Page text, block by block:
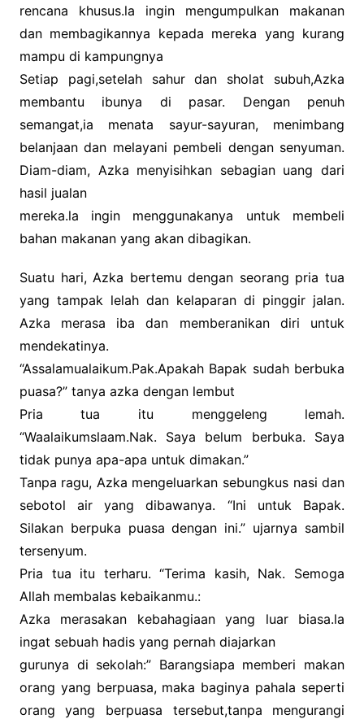
rencana khusus.la ingin mengumpulkan makanan
dan membagikannya kepada mereka yang kurang
mampu di kampungnya
Setiap pagi,setelah sahur dan sholat subuh,Azka
membantu ibunya di pasar. Dengan penuh
semangat,ia menata sayur-sayuran, menimbang
belanjaan dan melayani pembeli dengan senyuman.
Diam-diam, Azka menyisihkan sebagian uang dari
hasil jualan
mereka.la ingin menggunakanya untuk membeli
bahan makanan yang akan dibagikan.
Suatu hari, Azka bertemu dengan seorang pria tua
yang tampak lelah dan kelaparan di pinggir jalan.
Azka merasa iba dan memberanikan diri untuk
mendekatinya.
“Assalamualaikum.Pak.Apakah Bapak sudah berbuka
puasa?” tanya azka dengan lembut
Pria tua itu menggeleng lemah.
“Waalaikumslaam.Nak. Saya belum berbuka. Saya
tidak punya apa-apa untuk dimakan.”
Tanpa ragu, Azka mengeluarkan sebungkus nasi dan
sebotol air yang dibawanya. “Ini untuk Bapak.
Silakan berpuka puasa dengan ini.” ujarnya sambil
tersenyum.
Pria tua itu terharu. “Terima kasih, Nak. Semoga
Allah membalas kebaikanmu.:
Azka merasakan kebahagiaan yang luar biasa.la
ingat sebuah hadis yang pernah diajarkan
gurunya di sekolah:” Barangsiapa memberi makan
orang yang berpuasa, maka baginya pahala seperti
orang yang berpuasa tersebut,tanpa mengurangi